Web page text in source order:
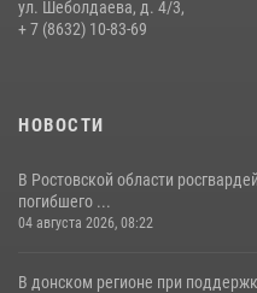
ул. Шеболдаева, д. 4/3,
+ 7 (8632) 10-83-69
НОВОСТИ
В Ростовской области
погибшего ...
04 августа 2026, 08:22
В донском регионе при